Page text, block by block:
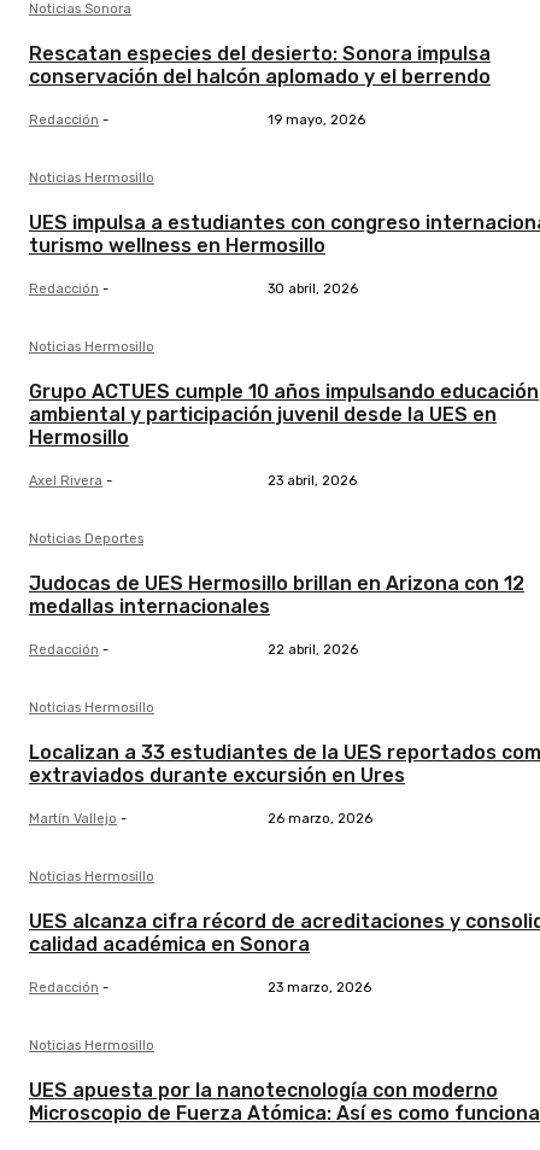
Noticias Sonora
Rescatan especies del desierto: Sonora impulsa
conservación del halcón aplomado y el berrendo
Redacción - 19 mayo, 2026
Noticias Hermosillo
UES impulsa a estudiantes con congreso
turismo wellness en Hermosillo
Redacción - 30 abril, 2026
Noticias Hermosillo
Grupo ACTUES cumple 10 años impulsando educación
ambiental y participación juvenil desde la UES en
Hermosillo
Axel Rivera - 23 abril, 2026
Noticias Deportes
Judocas de UES Hermosillo brillan en Arizona con 12
medallas internacionales
Redacción - 22 abril, 2026
Noticias Hermosillo
Localizan a 33 estudiantes de la UES reportados
extraviados durante excursión en Ures
Martín Vallejo - 26 marzo, 2026
Noticias Hermosillo
UES alcanza cifra récord de acreditaciones y
calidad académica en Sonora
Redacción - 23 marzo, 2026
Noticias Hermosillo
UES apuesta por la nanotecnología con moderno
Microscopio de Fuerza Atómica: Así es como funciona